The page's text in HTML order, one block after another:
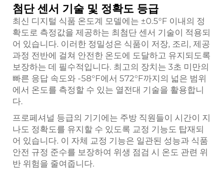
첨단 센서 기술 및 정확도 등급
최신 디지털 식품 온도계 모델에는 ±0.5°F 이내의 정
확도로 측정값을 제공하는 최첨단 센서 기술이 적용되
어 있습니다. 이러한 정밀성은 식품이 저장, 조리, 제공
과정 전반에 걸쳐 안전한 온도에 도달하고 유지되도록
보장하는 데 필수적입니다. 최고의 장치는 3초 미만의
빠른 응답 속도와 -58°F에서 572°F까지의 넓은 범위
에서 온도를 측정할 수 있는 열전대 기술을 활용합니
다.
프로페셔널 등급의 기기에는 주방 직원들이 시간이 지
나도 정확도를 유지할 수 있도록 교정 기능도 탑재되
어 있습니다. 이 자체 교정 기능은 일관된 성능과 식품
안전 규정 준수를 보장하여 위생 점검 시 온도 관련 위
반 위험을 줄여줍니다.